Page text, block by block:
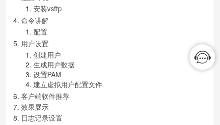
## 结构是两行，一行用户名 另一个密
码 例如如下
guowei
123456
jixuejima
123456789
注解：上面我添加了两个虚拟用户：guowei （密
安装vsftp
命令讲解
配置
用户设置
创建用户
生成用户数据
设置PAM
建立虚拟用户配置文件
客户端软件推荐
效果展示
日志记录设置